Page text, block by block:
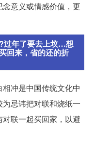
意义或情感价值，更
过年了要去上坟…想
回来，省的还的折
冲是中国传统文化中
忌讳把对联和烧纸一
联一起买回家，以避